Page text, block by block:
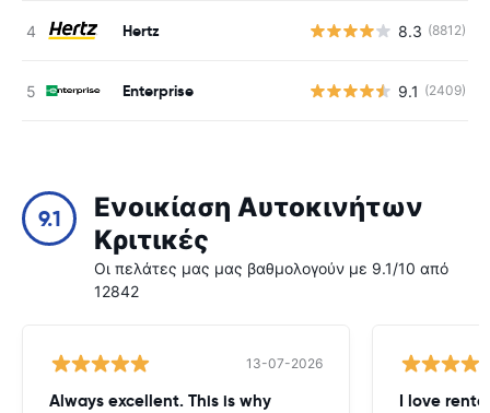
Hertz 8.3 (8812)
Enterprise 9.1 (2409)
9.1
Ενοικίαση Αυτοκινήτων
Κριτικές
Οι πελάτες μας μας βαθμολογούν με 9.1/10 από
12842
13-07-2026
Always excellent. This is why I love